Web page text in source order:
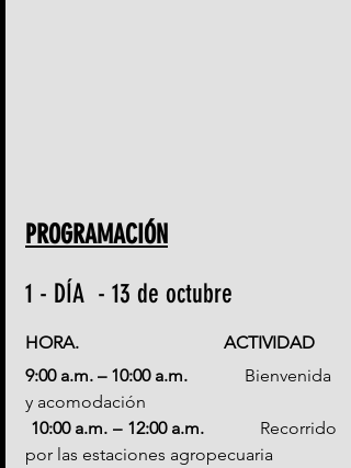
PROGRAMACIÓN
1 - DÍA  - 13 de octubre
HORA.                                 ACTIVIDAD
9:00 a.m. – 10:00 a.m.
             Bienvenida
y acomodación
10:00 a.m. – 12:00 a.m.
          Recorrido
por las estaciones agropecuaria